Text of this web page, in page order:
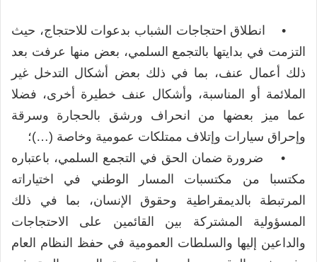
• انطلاق احتجاجات الشباب بدعوات للاحتجاج، حيث
التزمت في بدايتها بالتجمع السلمي، بعض منها عرفت بعد
ذلك أعمال عنف، بما في ذلك بعض أشكال التدخل غير
الملائمة أو المناسبة، وأشكال عنف خطيرة أخرى، فضلا
عما ميز بعضها من انحراف ورشق بالحجارة وسرقة
وإحراق سيارات وإتلاف ممتلكات عمومية وخاصة (…)؛
• ضرورة ضمان الحق في التجمع السلمي، باعتباره
مكتسبا من مكتسبات المسار الوطني في اختياراته
المرتبطة بالديمقراطية وحقوق الإنسان، بما في ذلك
المسؤولية المشتركة بين القائمين على الاحتجاجات
والداعين إليها والسلطات العمومية في حفظ النظام العام